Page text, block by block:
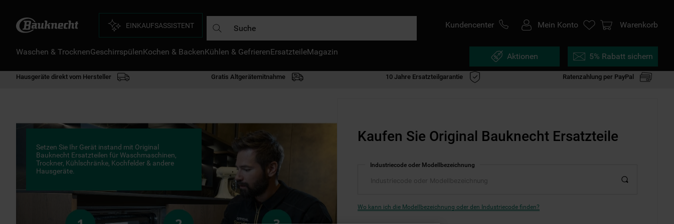
EINKAUFSASSISTENT Kundencenter Mein Konto Warenkorb
Waschen & TrocknenGeschirrspülenKochen & BackenKühlen & GefrierenErsatzteileMagazin Aktionen 5% Rabatt sichern
Hausgeräte direkt vom Hersteller Gratis Altgerätemitnahme 10 Jahre Ersatzteilgarantie Ratenzahlung per PayPal
Setzen Sie Ihr Gerät instand mit Original
Bauknecht Ersatzteilen für Waschmaschinen,
Trockner, Kühlschränke, Kochfelder & andere
Hausgeräte.
Kaufen Sie Original Bauknecht Ersatzteile
Industriecode oder Modellbezeichnung
Wo kann ich die Modellbezeichnung oder den Industriecode finden?
DIE HÄUFIGSTEN SUCHANFRAGEN
trockner
6 kühlschrank
gefrierschrank
8 mikrowelle